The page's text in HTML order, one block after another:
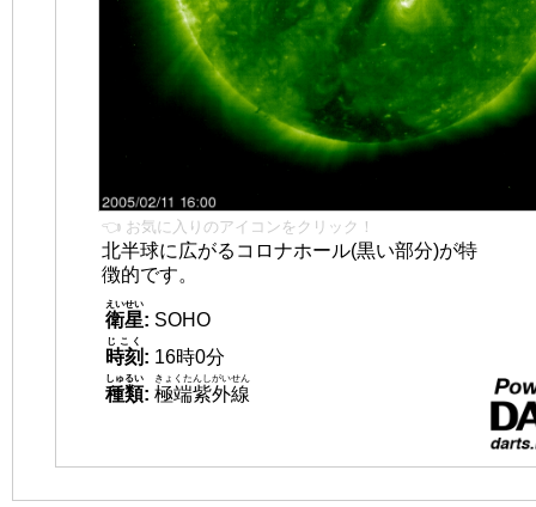
👈 お気に入りのアイコンをクリック！
北半球に広がるコロナホール(黒い部分)が特
徴的です。
衛星
えいせい
: SOHO
時刻
じこく
: 16時0分
種類
しゅるい
: 極端紫外線
きょくたんしがいせん